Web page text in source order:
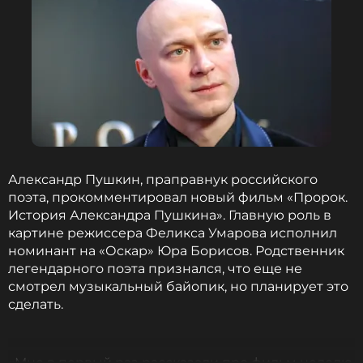
Александр Пушкин, праправнук российского
поэта, прокомментировал новый фильм «Пророк.
История Александра Пушкина». Главную роль в
картине режиссера Феликса Умарова исполнил
номинант на «Оскар» Юра Борисов. Родственник
легендарного поэта признался, что еще не
смотрел музыкальный байопик, но планирует это
сделать.